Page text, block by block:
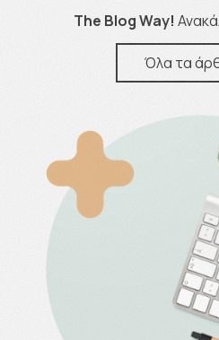
The Blog Way!
Όλα τα